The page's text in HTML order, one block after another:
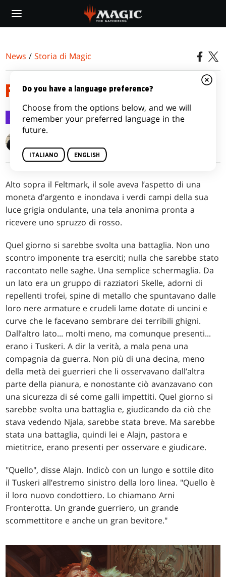
main
News /Storia di Magic
FRONTEROTTA
Storia di Magic 22 gen 2021
Alto sopra il Feltmark, il sole aveva l’aspetto di una
moneta d’argento e inondava i verdi campi della sua
luce grigia ondulante, una tela anonima pronta a
ricevere uno spruzzo di rosso.
Quel giorno si sarebbe svolta una battaglia. Non uno
scontro imponente tra eserciti; nulla che sarebbe stato
raccontato nelle saghe. Una semplice schermaglia. Da
un lato era un gruppo di razziatori Skelle, adorni di
repellenti trofei, spine di metallo che spuntavano dalle
loro nere armature e crudeli lame dotate di uncini e
curve che le facevano sembrare dei terribili ghigni.
Dall’altro lato... molti meno, ma comunque presenti...
erano i Tuskeri. A dir la verità, a mala pena una
compagnia da guerra. Non più di una decina, meno
della metà dei guerrieri che li osservavano dall’altra
parte della pianura, e nonostante ciò avanzavano con
una sicurezza di sé come galli impettiti. Quel giorno si
sarebbe svolta una battaglia e, giudicando da ciò che
stava vedendo Njala, sarebbe stata breve. Ma sarebbe
stata una battaglia, quindi lei e Alajn, pastora e
mietitrice, erano presenti per osservare e giudicare.
"Quello", disse Alajn. Indicò con un lungo e sottile dito
il Tuskeri all’estremo sinistro della loro linea. "Quello è
il loro nuovo condottiero. Lo chiamano Arni
Fronterotta. Un grande guerriero, un grande
scommettitore e anche un gran bevitore."
Do you have a language preference?
Choose from the options below, and we will
remember your preferred language in the
future.
ITALIANO ENGLISH